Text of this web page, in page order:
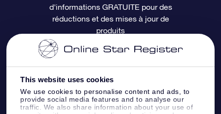
This website uses cookies
We use cookies to personalise content and ads, to
provide social media features and to analyse our
traffic. We also share information about your use of
Questions fréquemment posées
Revues
Carte cadeau OSR
Page d’accueil personnalisée
Appli Voler vers les étoiles
Informations de paiement
Informations d’expédition
Politique de retour
Constellations
d'informations GRATUITE pour des
réductions et des mises à jour de
produits